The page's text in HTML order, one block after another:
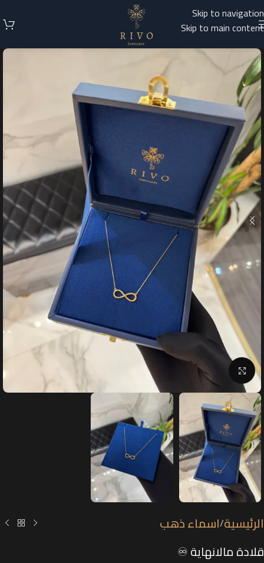
Skip to navigation
Skip to main content
Click to enlarge
الرئيسية/اسماء ذهب
قلادة مالانهاية ♾️